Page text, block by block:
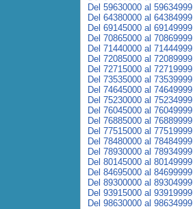
Del 59630000 al 59634999
Del 64380000 al 64384999
Del 69145000 al 69149999
Del 70865000 al 70869999
Del 71440000 al 71444999
Del 72085000 al 72089999
Del 72715000 al 72719999
Del 73535000 al 73539999
Del 74645000 al 74649999
Del 75230000 al 75234999
Del 76045000 al 76049999
Del 76885000 al 76889999
Del 77515000 al 77519999
Del 78480000 al 78484999
Del 78930000 al 78934999
Del 80145000 al 80149999
Del 84695000 al 84699999
Del 89300000 al 89304999
Del 93915000 al 93919999
Del 98630000 al 98634999